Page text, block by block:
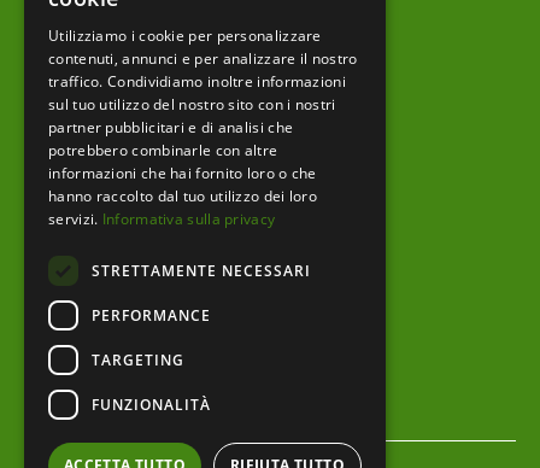
Prodotti editoriali
menu footer
Ente
Amministrazione trasparente
Bandi e Avvisi
Area riservata
Servizi al cittadino
menu bottom footer
Utilizziamo i cookie per personalizzare
contenuti, annunci e per analizzare il nostro
traffico. Condividiamo inoltre informazioni
sul tuo utilizzo del nostro sito con i nostri
partner pubblicitari e di analisi che
potrebbero combinarle con altre
informazioni che hai fornito loro o che
hanno raccolto dal tuo utilizzo dei loro
servizi. Informativa sulla privacy
STRETTAMENTE NECESSARI
PERFORMANCE
TARGETING
FUNZIONALITÀ